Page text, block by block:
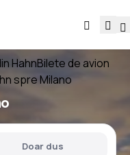
HahnBilete de avion
spre Milano
Doar dus